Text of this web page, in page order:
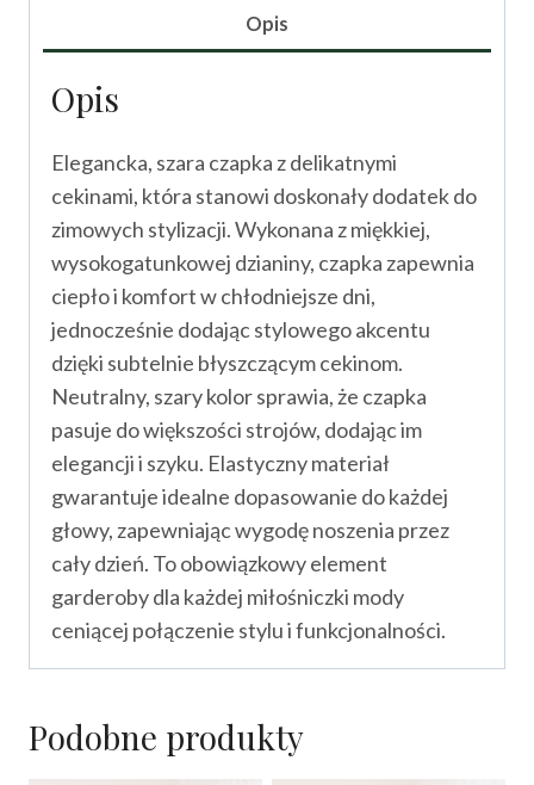
Opis
Opis
Elegancka, szara czapka z delikatnymi
cekinami, która stanowi doskonały dodatek do
zimowych stylizacji. Wykonana z miękkiej,
wysokogatunkowej dzianiny, czapka zapewnia
ciepło i komfort w chłodniejsze dni,
jednocześnie dodając stylowego akcentu
dzięki subtelnie błyszczącym cekinom.
Neutralny, szary kolor sprawia, że czapka
pasuje do większości strojów, dodając im
elegancji i szyku. Elastyczny materiał
gwarantuje idealne dopasowanie do każdej
głowy, zapewniając wygodę noszenia przez
cały dzień. To obowiązkowy element
garderoby dla każdej miłośniczki mody
ceniącej połączenie stylu i funkcjonalności.
Podobne produkty